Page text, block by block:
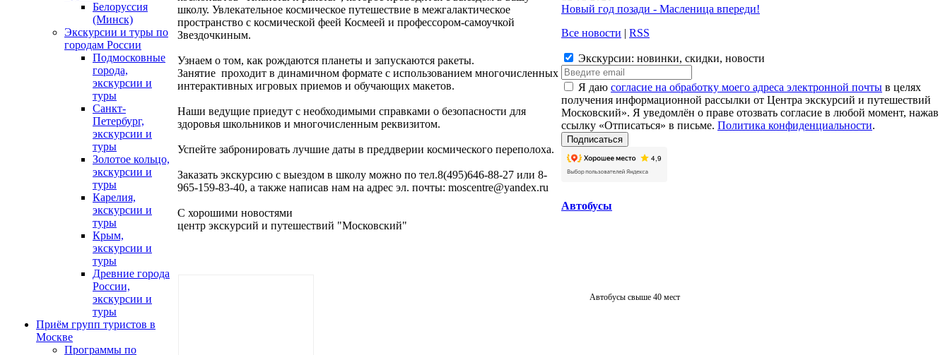
Белоруссия
(Минск)
Экскурсии и туры по
городам России
Подмосковные
города,
экскурсии и
туры
Санкт-
Петербург,
экскурсии и
туры
Золотое кольцо,
экскурсии и
туры
Карелия,
экскурсии и
туры
Крым,
экскурсии и
туры
Древние города
России,
экскурсии и
туры
Приём групп туристов в
Москве
Программы по
школу. Увлекательное космическое путешествие в межгалактическое
пространство с космической феей Космеей и профессором-самоучкой
Звездочкиным.
Узнаем о том, как рождаются планеты и запускаются ракеты.
Занятие проходит в динамичном формате с использованием многочисленных
интерактивных игровых приемов и обучающих макетов.
Наши ведущие приедут с необходимыми справками о безопасности для
здоровья школьников и многочисленным реквизитом.
Успейте забронировать лучшие даты в преддверии космического переполоха.
Заказать экскурсию с выездом в школу можно по тел.8(495)646-88-27 или 8-
965-159-83-40, а также написав нам на адрес эл. почты: moscentre@yandex.ru
С хорошими новостями
центр экскурсий и путешествий "Московский"
Новый год позади - Масленица впереди!
Все новости | RSS
Экскурсии: новинки, скидки, новости
Я даю согласие на обработку моего адреса электронной почты в целях
получения информационной рассылки от Центра экскурсий и путешествий
Московский». Я уведомлён о праве отозвать согласие в любой момент, нажав
ссылку «Отписаться» в письме. Политика конфиденциальности.
Автобусы
Автобусы свыше 40 мест